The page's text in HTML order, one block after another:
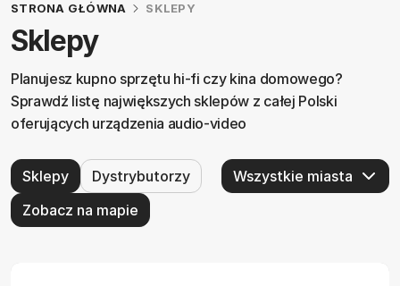
STRONA GŁÓWNA SKLEPY
Sklepy
Planujesz kupno sprzętu hi-fi czy kina domowego?
Sprawdź listę największych sklepów z całej Polski
oferujących urządzenia audio-video
Sklepy
Dystrybutorzy
Zobacz na mapie